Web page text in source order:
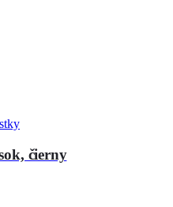
čierny